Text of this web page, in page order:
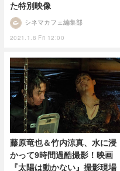
た特別映像
2021.1.8 Fri 12:00
シネマカフェ編集部
藤原竜也＆竹内涼真、水に浸
かって9時間過酷撮影！映画
『太陽は動かない』撮影現場